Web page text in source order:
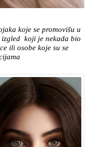
koje se promovišu u
koji je nekada bio
ili osobe koje su se